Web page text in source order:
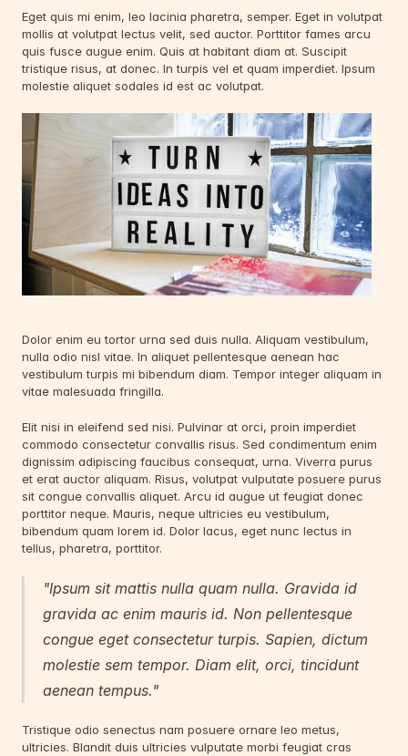
Eget quis mi enim, leo lacinia pharetra, semper. Eget in volutpat
mollis at volutpat lectus velit, sed auctor. Porttitor fames arcu
quis fusce augue enim. Quis at habitant diam at. Suscipit
tristique risus, at donec. In turpis vel et quam imperdiet. Ipsum
molestie aliquet sodales id est ac volutpat.
Dolor enim eu tortor urna sed duis nulla. Aliquam vestibulum,
nulla odio nisl vitae. In aliquet pellentesque aenean hac
vestibulum turpis mi bibendum diam. Tempor integer aliquam in
vitae malesuada fringilla.
Elit nisi in eleifend sed nisi. Pulvinar at orci, proin imperdiet
commodo consectetur convallis risus. Sed condimentum enim
dignissim adipiscing faucibus consequat, urna. Viverra purus
et erat auctor aliquam. Risus, volutpat vulputate posuere purus
sit congue convallis aliquet. Arcu id augue ut feugiat donec
porttitor neque. Mauris, neque ultricies eu vestibulum,
bibendum quam lorem id. Dolor lacus, eget nunc lectus in
tellus, pharetra, porttitor.
"Ipsum sit mattis nulla quam nulla. Gravida id
gravida ac enim mauris id. Non pellentesque
congue eget consectetur turpis. Sapien, dictum
molestie sem tempor. Diam elit, orci, tincidunt
aenean tempus."
Tristique odio senectus nam posuere ornare leo metus,
ultricies. Blandit duis ultricies vulputate morbi feugiat cras